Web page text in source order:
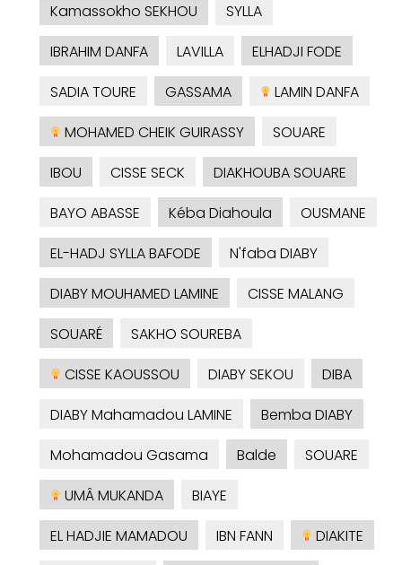
Kamassokho SEKHOU
SYLLA
IBRAHIM DANFA
LAVILLA
ELHADJI FODE
SADIA TOURE
GASSAMA
LAMIN DANFA
MOHAMED CHEIK GUIRASSY
SOUARE
IBOU
CISSE SECK
DIAKHOUBA SOUARE
BAYO ABASSE
Kéba Diahoula
OUSMANE
EL-HADJ SYLLA BAFODE
N'faba DIABY
DIABY MOUHAMED LAMINE
CISSE MALANG
SOUARÉ
SAKHO SOUREBA
CISSE KAOUSSOU
DIABY SEKOU
DIBA
DIABY Mahamadou LAMINE
Bemba DIABY
Mohamadou Gasama
Balde
SOUARE
UMÂ MUKANDA
BIAYE
EL HADJIE MAMADOU
IBN FANN
DIAKITE